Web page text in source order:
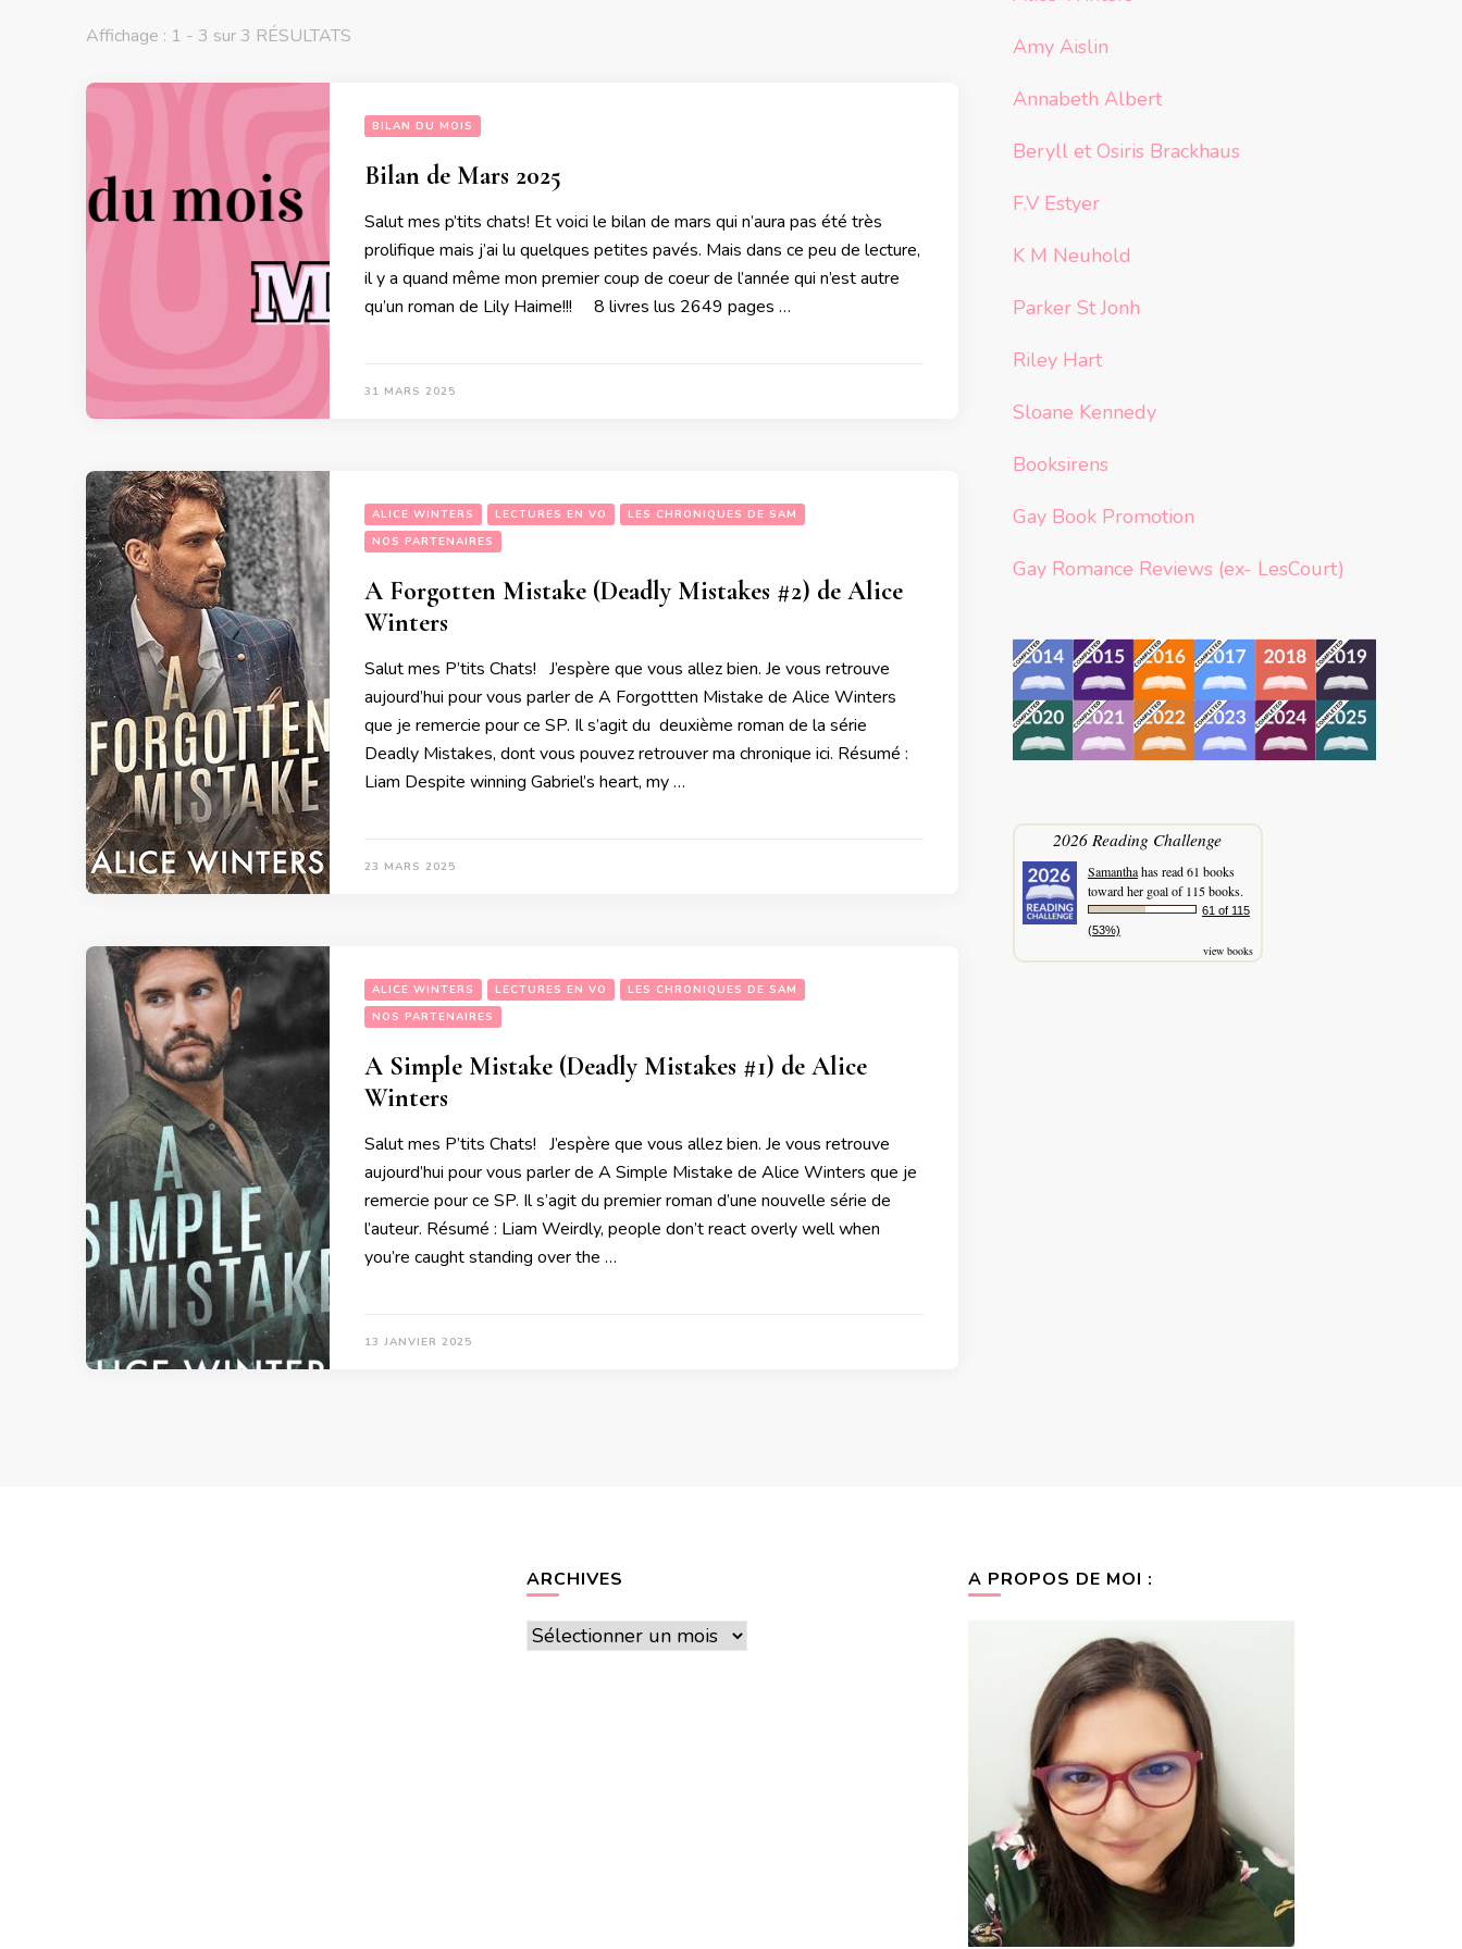
Affichage : 1 - 3 sur 3 RÉSULTATS
BILAN DU MOIS
Bilan de Mars 2025
Salut mes p’tits chats! Et voici le bilan de mars qui n’aura pas été très
prolifique mais j’ai lu quelques petites pavés. Mais dans ce peu de lecture,
il y a quand même mon premier coup de coeur de l’année qui n’est autre
qu’un roman de Lily Haime!!! 8 livres lus 2649 pages …
31 MARS 2025
ALICE WINTERS LECTURES EN VO
LES CHRONIQUES DE SAM
NOS PARTENAIRES
A Forgotten Mistake (Deadly Mistakes #2) de Alice
Winters
Salut mes P’tits Chats! J’espère que vous allez bien. Je vous retrouve
aujourd’hui pour vous parler de A Forgottten Mistake de Alice Winters
que je remercie pour ce SP. Il s’agit du deuxième roman de la série
Deadly Mistakes, dont vous pouvez retrouver ma chronique ici. Résumé :
Liam Despite winning Gabriel’s heart, my …
23 MARS 2025
ALICE WINTERS LECTURES EN VO
LES CHRONIQUES DE SAM
NOS PARTENAIRES
A Simple Mistake (Deadly Mistakes #1) de Alice
Winters
Salut mes P’tits Chats! J’espère que vous allez bien. Je vous retrouve
aujourd’hui pour vous parler de A Simple Mistake de Alice Winters que je
remercie pour ce SP. Il s’agit du premier roman d’une nouvelle série de
l’auteur. Résumé : Liam Weirdly, people don’t react overly well when
you’re caught standing over the …
13 JANVIER 2025
Amy Aislin
Annabeth Albert
Beryll et Osiris Brackhaus
F.V Estyer
K M Neuhold
Parker St Jonh
Riley Hart
Sloane Kennedy
Booksirens
Gay Book Promotion
Gay Romance Reviews (ex- LesCourt)
2026 Reading Challenge
Samanthahas read 61 books
toward her goal of 115 books.
61 of 115
(53%)
view books
ARCHIVES
Archives
A PROPOS DE MOI :